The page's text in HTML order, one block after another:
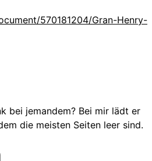
570181204/Gran-Henry-
bei jemandem? Bei mir lädt er
die meisten Seiten leer sind.